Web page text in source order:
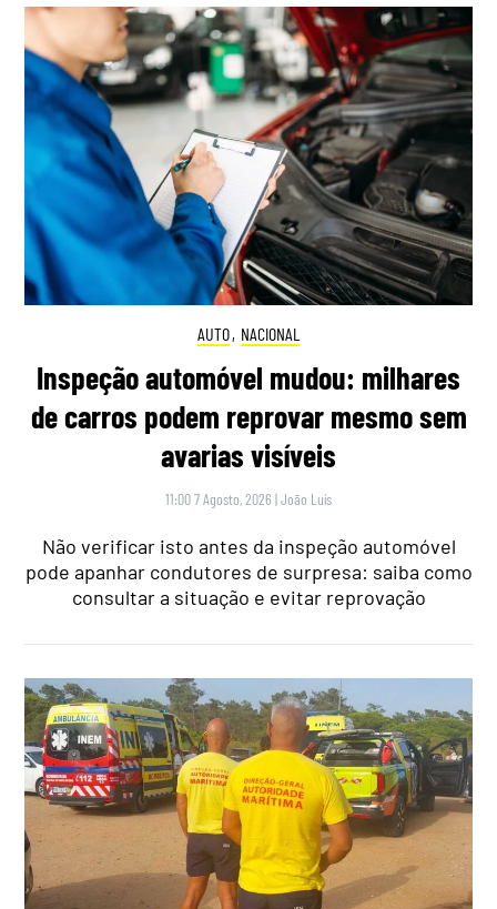
AUTO, NACIONAL
Inspeção automóvel mudou: milhares
de carros podem reprovar mesmo sem
avarias visíveis
11:00 7 Agosto, 2026 |João Luís
Não verificar isto antes da inspeção automóvel
pode apanhar condutores de surpresa: saiba como
consultar a situação e evitar reprovação